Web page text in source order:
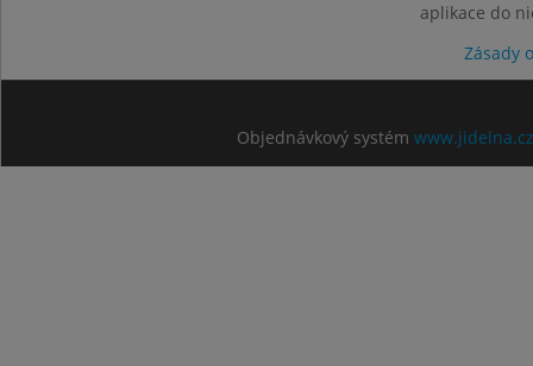
aplikace do
Zásady
Objednávkový systém www.jidelna.cz